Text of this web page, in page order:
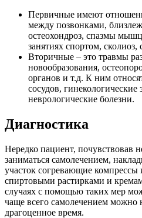
Первичные имеют
между позвонками,
остеохондроз, спазмы
занятиях спортом,
Вторичные – это травмы
новообразования,
органов и т.д. К ним
сосудов, гинекологические
неврологические болезни.
Диагностика
Нередко пациент, почувствовав
заниматься самолечением,
участок согревающие компрессы
спиртовыми растирками и
случаях с помощью таких мер
чаще всего самолечением можно
драгоценное время.